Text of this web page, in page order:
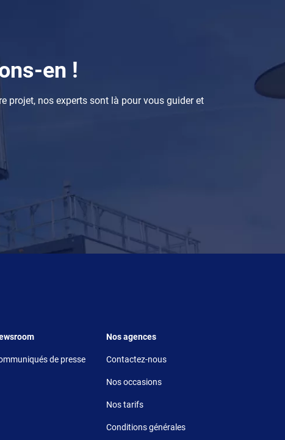
en !
projet, nos experts sont là pour vous guider et
5
de presse
Footer 6
Nos agences
Contactez-nous
Nos occasions
Nos tarifs
Conditions générales